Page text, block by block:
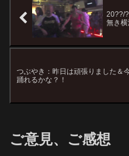
20??/
無き
つぶやき：昨日は頑張りました＆
踊れるかな？！
ご意見、ご感想